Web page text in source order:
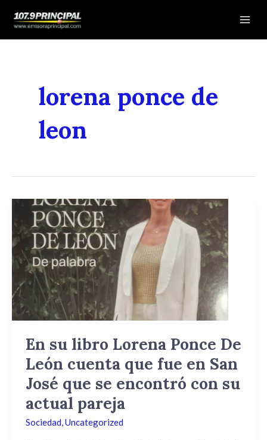
lorena ponce de
leon
En su libro Lorena Ponce De
León cuenta que fue en San
José que se encontró con su
actual pareja
Sociedad,Uncategorized
En
libro
Lorena
Ponce
De
León
cuenta
que
en
San
José
que
se
encontró